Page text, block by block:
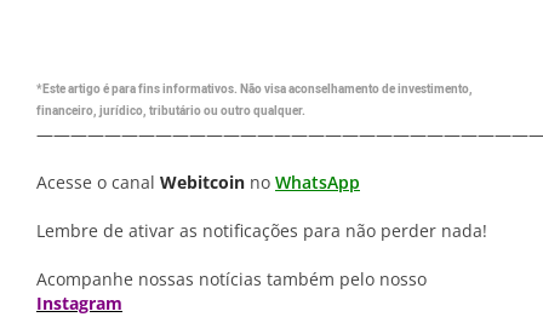
*Este artigo é para fins informativos. Não visa aconselhamento de investimento,
financeiro, jurídico, tributário ou outro qualquer.
Acesse o canal Webitcoin no WhatsApp
Lembre de ativar as notificações para não perder nada!
Acompanhe nossas notícias também pelo nosso
Instagram